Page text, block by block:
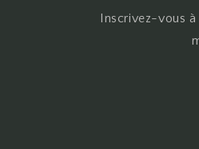
Inscrivez-vous